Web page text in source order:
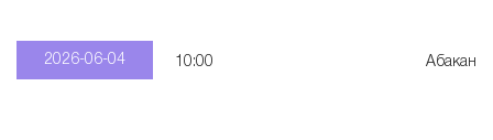
к
2026-06-04 10:00 Абакан